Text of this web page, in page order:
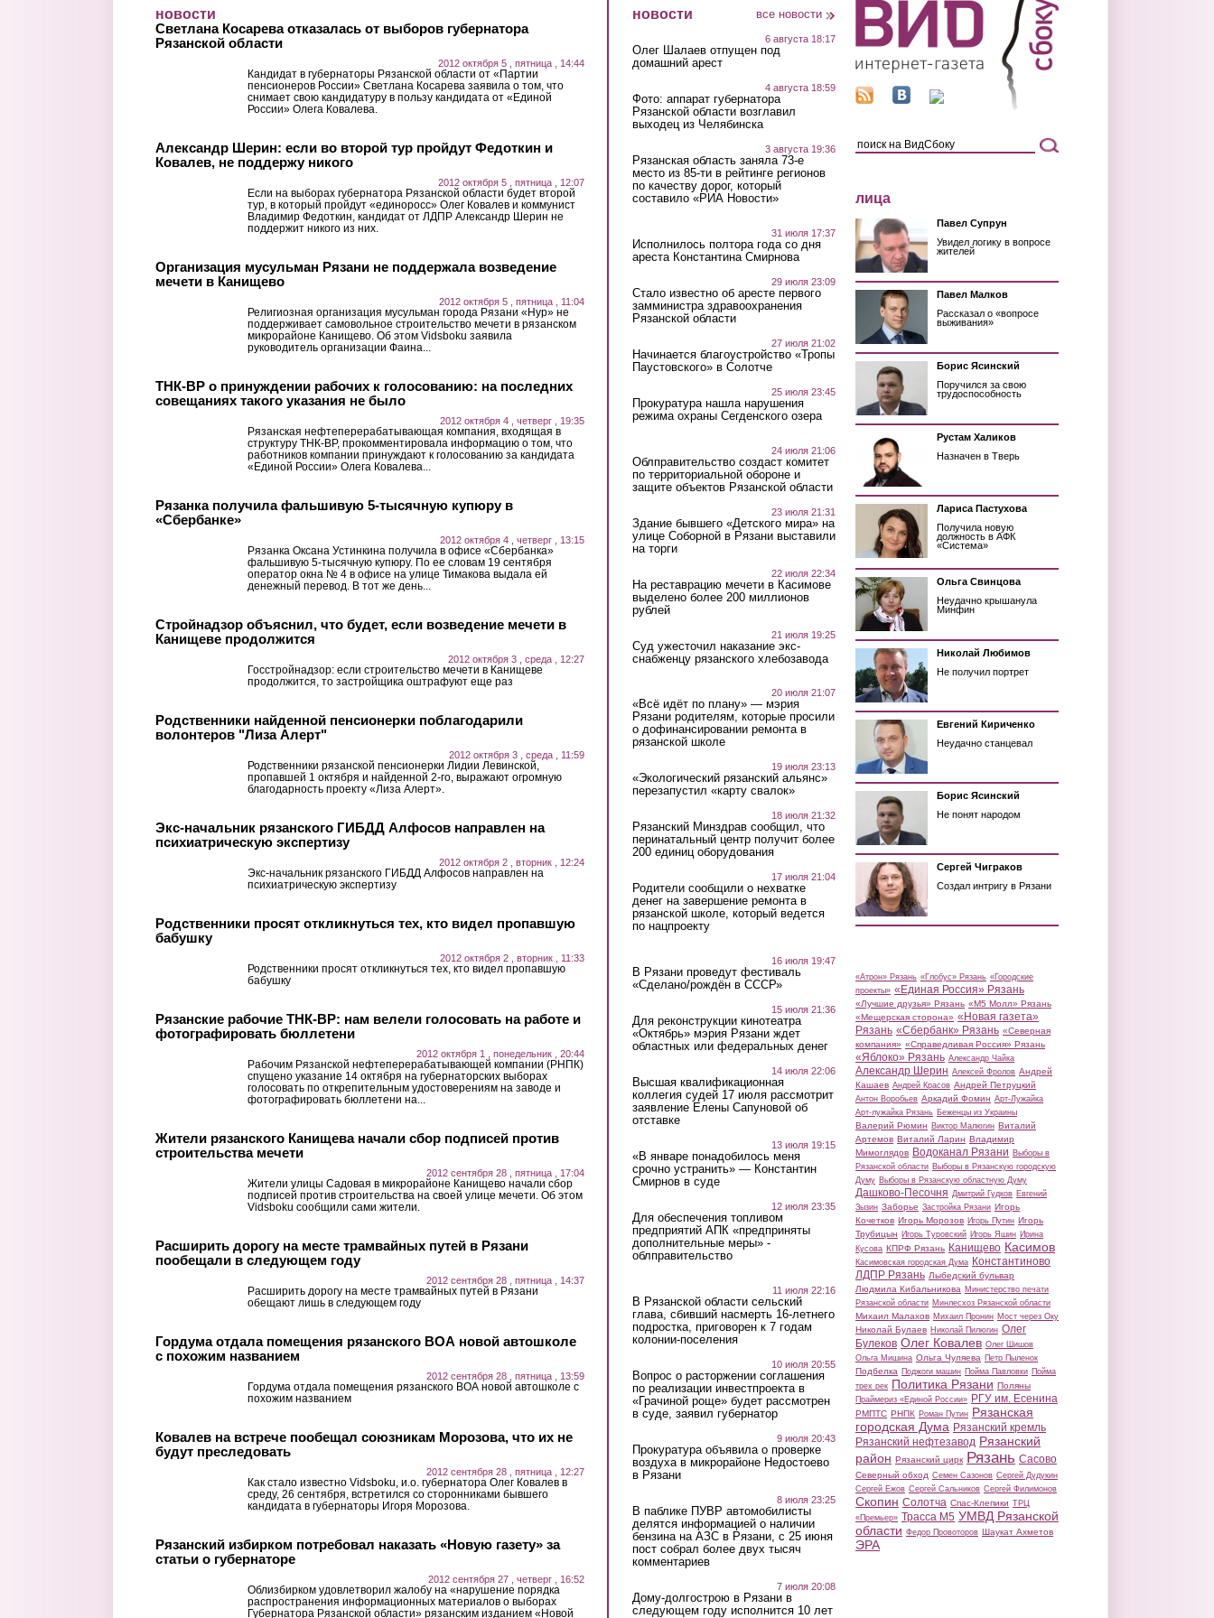
новости
Светлана Косарева отказалась от выборов губернатора
Рязанской области
2012 октября 5 , пятница , 14:44
Кандидат в губернаторы Рязанской области от «Партии
пенсионеров России» Светлана Косарева заявила о том, что
снимает свою кандидатуру в пользу кандидата от «Единой
России» Олега Ковалева.
Александр Шерин: если во второй тур пройдут Федоткин и
Ковалев, не поддержу никого
2012 октября 5 , пятница , 12:07
Если на выборах губернатора Рязанской области будет второй
тур, в который пройдут «единоросс» Олег Ковалев и коммунист
Владимир Федоткин, кандидат от ЛДПР Александр Шерин не
поддержит никого из них.
Организация мусульман Рязани не поддержала возведение
мечети в Канищево
2012 октября 5 , пятница , 11:04
Религиозная организация мусульман города Рязани «Нур» не
поддерживает самовольное строительство мечети в рязанском
микрорайоне Канищево. Об этом Vidsboku заявила
руководитель организации Фаина...
ТНК-BP о принуждении рабочих к голосованию: на последних
совещаниях такого указания не было
2012 октября 4 , четверг , 19:35
Рязанская нефтеперерабатывающая компания, входящая в
структуру ТНК-BP, прокомментировала информацию о том, что
работников компании принуждают к голосованию за кандидата
«Единой России» Олега Ковалева...
Рязанка получила фальшивую 5-тысячную купюру в
«Сбербанке»
2012 октября 4 , четверг , 13:15
Рязанка Оксана Устинкина получила в офисе «Сбербанка»
фальшивую 5-тысячную купюру. По ее словам 19 сентября
оператор окна № 4 в офисе на улице Тимакова выдала ей
денежный перевод. В тот же день...
Стройнадзор объяснил, что будет, если возведение мечети в
Канищеве продолжится
2012 октября 3 , среда , 12:27
Госстройнадзор: если строительство мечети в Канищеве
продолжится, то застройщика оштрафуют еще раз
Родственники найденной пенсионерки поблагодарили
волонтеров "Лиза Алерт"
2012 октября 3 , среда , 11:59
Родственники рязанской пенсионерки Лидии Левинской,
пропавшей 1 октября и найденной 2-го, выражают огромную
благодарность проекту «Лиза Алерт».
Экс-начальник рязанского ГИБДД Алфосов направлен на
психиатрическую экспертизу
2012 октября 2 , вторник , 12:24
Экс-начальник рязанского ГИБДД Алфосов направлен на
психиатрическую экспертизу
Родственники просят откликнуться тех, кто видел пропавшую
бабушку
2012 октября 2 , вторник , 11:33
Родственники просят откликнуться тех, кто видел пропавшую
бабушку
Рязанские рабочие ТНК-ВР: нам велели голосовать на работе и
фотографировать бюллетени
2012 октября 1 , понедельник , 20:44
Рабочим Рязанской нефтеперерабатывающей компании (РНПК)
спущено указание 14 октября на губернаторских выборах
голосовать по открепительным удостоверениям на заводе и
фотографировать бюллетени на...
Жители рязанского Канищева начали сбор подписей против
строительства мечети
2012 сентября 28 , пятница , 17:04
Жители улицы Садовая в микрорайоне Канищево начали сбор
подписей против строительства на своей улице мечети. Об этом
Vidsboku сообщили сами жители.
Расширить дорогу на месте трамвайных путей в Рязани
пообещали в следующем году
2012 сентября 28 , пятница , 14:37
Расширить дорогу на месте трамвайных путей в Рязани
обещают лишь в следующем году
Гордума отдала помещения рязанского ВОА новой автошколе
с похожим названием
2012 сентября 28 , пятница , 13:59
Гордума отдала помещения рязанского ВОА новой автошколе с
похожим названием
Ковалев на встрече пообещал союзникам Морозова, что их не
будут преследовать
2012 сентября 28 , пятница , 12:27
Как стало известно Vidsboku, и.о. губернатора Олег Ковалев в
среду, 26 сентября, встретился со сторонниками бывшего
кандидата в губернаторы Игоря Морозова.
Рязанский избирком потребовал наказать «Новую газету» за
статьи о губернаторе
2012 сентября 27 , четверг , 16:52
Облизбирком удовлетворил жалобу на «нарушение порядка
распространения информационных материалов о выборах
Губернатора Рязанской области» рязанским изданием «Новой
новости все новости
6 августа 18:17
Олег Шалаев отпущен под
домашний арест
4 августа 18:59
Фото: аппарат губернатора
Рязанской области возглавил
выходец из Челябинска
3 августа 19:36
Рязанская область заняла 73-е
место из 85-ти в рейтинге регионов
по качеству дорог, который
составило «РИА Новости»
31 июля 17:37
Исполнилось полтора года со дня
ареста Константина Смирнова
29 июля 23:09
Стало известно об аресте первого
замминистра здравоохранения
Рязанской области
27 июля 21:02
Начинается благоустройство «Тропы
Паустовского» в Солотче
25 июля 23:45
Прокуратура нашла нарушения
режима охраны Сегденского озера
24 июля 21:06
Облправительство создаст комитет
по территориальной обороне и
защите объектов Рязанской области
23 июля 21:31
Здание бывшего «Детского мира» на
улице Соборной в Рязани выставили
на торги
22 июля 22:34
На реставрацию мечети в Касимове
выделено более 200 миллионов
рублей
21 июля 19:25
Суд ужесточил наказание экс-
снабженцу рязанского хлебозавода
20 июля 21:07
«Всё идёт по плану» — мэрия
Рязани родителям, которые просили
о дофинансировании ремонта в
рязанской школе
19 июля 23:13
«Экологический рязанский альянс»
перезапустил «карту свалок»
18 июля 21:32
Рязанский Минздрав сообщил, что
перинатальный центр получит более
200 единиц оборудования
17 июля 21:04
Родители сообщили о нехватке
денег на завершение ремонта в
рязанской школе, который ведется
по нацпроекту
16 июля 19:47
В Рязани проведут фестиваль
«Сделано/рождён в СССР»
15 июля 21:36
Для реконструкции кинотеатра
«Октябрь» мэрия Рязани ждет
областных или федеральных денег
14 июля 22:06
Высшая квалификационная
коллегия судей 17 июля рассмотрит
заявление Елены Сапуновой об
отставке
13 июля 19:15
«В январе понадобилось меня
срочно устранить» — Константин
Смирнов в суде
12 июля 23:35
Для обеспечения топливом
предприятий АПК «предприняты
дополнительные меры» -
облправительство
11 июля 22:16
В Рязанской области сельский
глава, сбивший насмерть 16-летнего
подростка, приговорен к 7 годам
колонии-поселения
10 июля 20:55
Вопрос о расторжении соглашения
по реализации инвестпроекта в
«Грачиной роще» будет рассмотрен
в суде, заявил губернатор
9 июля 20:43
Прокуратура объявила о проверке
воздуха в микрорайоне Недостоево
в Рязани
8 июля 23:25
В паблике ПУВР автомобилисты
делятся информацией о наличии
бензина на АЗС в Рязани, с 25 июня
пост собрал более двух тысяч
комментариев
7 июля 20:08
Дому-долгострою в Рязани в
следующем году исполнится 10 лет
лица
Павел Супрун
Увидел логику в вопросе
жителей
Павел Малков
Рассказал о «вопросе
выживания»
Борис Ясинский
Поручился за свою
трудоспособность
Рустам Халиков
Назначен в Тверь
Лариса Пастухова
Получила новую
должность в АФК
«Система»
Ольга Свинцова
Неудачно крышанула
Минфин
Николай Любимов
Не получил портрет
Евгений Кириченко
Неудачно станцевал
Борис Ясинский
Не понят народом
Сергей Чиграков
Создал интригу в Рязани
«Атрон» Рязань «Глобус» Рязань «Городские
проекты» «Единая Россия» Рязань
«Лучшие друзья» Рязань «М5 Молл» Рязань
«Мещерская сторона» «Новая газета»
Рязань «Сбербанк» Рязань «Северная
компания» «Справедливая Россия» Рязань
«Яблоко» Рязань Александр Чайка
Александр Шерин Алексей Фролов Андрей
Кашаев Андрей Красов Андрей Петруцкий
Антон Воробьев Аркадий Фомин Арт-Лужайка
Арт-лужайка Рязань Беженцы из Украины
Валерий Рюмин Виктор Малюгин Виталий
Артемов Виталий Ларин Владимир
Мимоглядов Водоканал Рязани Выборы в
Рязанской области Выборы в Рязанскую городскую
Думу Выборы в Рязанскую областную Думу
Дашково-Песочня Дмитрий Гудков Евгений
Зызин Заборье Застройка Рязани Игорь
Кочетков Игорь Морозов Игорь Путин Игорь
Трубицын Игорь Туровский Игорь Яшин Ирина
Кусова КПРФ Рязань Канищево Касимов
Касимовская городская Дума Константиново
ЛДПР Рязань Лыбедский бульвар
Людмила Кибальникова Министерство печати
Рязанской области Минлесхоз Рязанской области
Михаил Малахов Михаил Пронин Мост через Оку
Николай Булаев Николай Пилюгин Олег
Булеков Олег Ковалев Олег Шишов
Ольга Мишина Ольга Чуляева Петр Пыленок
Подбелка Поджоги машин Пойма Павловки Пойма
трех рек Политика Рязани Поляны
Праймериз «Единой России» РГУ им. Есенина
РМПТС РНПК Роман Путин Рязанская
городская Дума Рязанский кремль
Рязанский нефтезавод Рязанский
район Рязанский цирк Рязань Сасово
Северный обход Семен Сазонов Сергей Дудукин
Сергей Ежов Сергей Сальников Сергей Филимонов
Скопин Солотча Спас-Клепики ТРЦ
«Премьер» Трасса М5 УМВД Рязанской
области Федор Провоторов Шаукат Ахметов
ЭРА